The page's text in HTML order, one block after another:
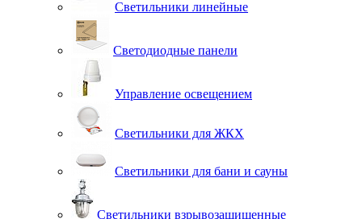
Светильники линейные
Светодиодные панели
Управление освещением
Светильники для ЖКХ
Светильники для бани и сауны
Светильники взрывозащищенные